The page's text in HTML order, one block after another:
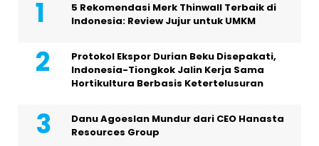
5 Rekomendasi Merk Thinwall Terbaik di
Indonesia: Review Jujur untuk UMKM
Protokol Ekspor Durian Beku Disepakati,
Indonesia-Tiongkok Jalin Kerja Sama
Hortikultura Berbasis Ketertelusuran
Danu Agoeslan Mundur dari CEO Hanasta
Resources Group